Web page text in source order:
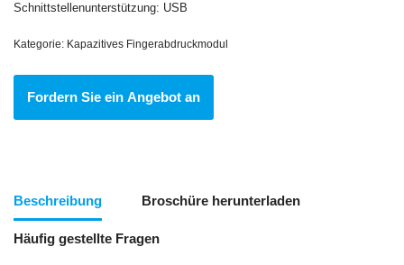
Schnittstellenunterstützung: USB
Kategorie: Kapazitives Fingerabdruckmodul
Fordern Sie ein Angebot an
Beschreibung Broschüre herunterladen
Häufig gestellte Fragen